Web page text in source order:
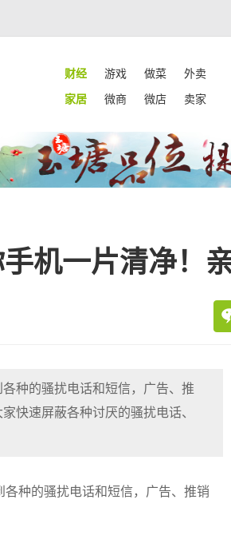
财经 游戏 做菜 外卖
家居 微商 微店 卖家
机一片清净！
种的骚扰电话和短信，广告、推
快速屏蔽各种讨厌的骚扰电话、
种的骚扰电话和短信，广告、推销